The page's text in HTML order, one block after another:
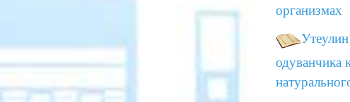
организмах
одуванчика